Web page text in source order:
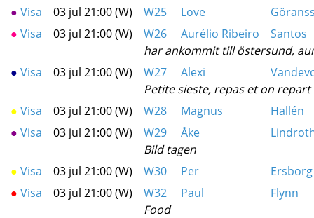
● Visa 03 jul 21:00 (W) W25 Love
● Visa 03 jul 21:00 (W) W26 Aurélio Ribeiro
Santos
har ankommit till östersund,
● Visa 03 jul 21:00 (W) W27 Alexi
Petite sieste, repas et on repart
● Visa 03 jul 21:00 (W) W28 Magnus
Hallén
● Visa 03 jul 21:00 (W) W29 Åke
Bild tagen
● Visa 03 jul 21:00 (W) W30 Per
Ersborg
● Visa 03 jul 21:00 (W) W32 Paul
Flynn
Food